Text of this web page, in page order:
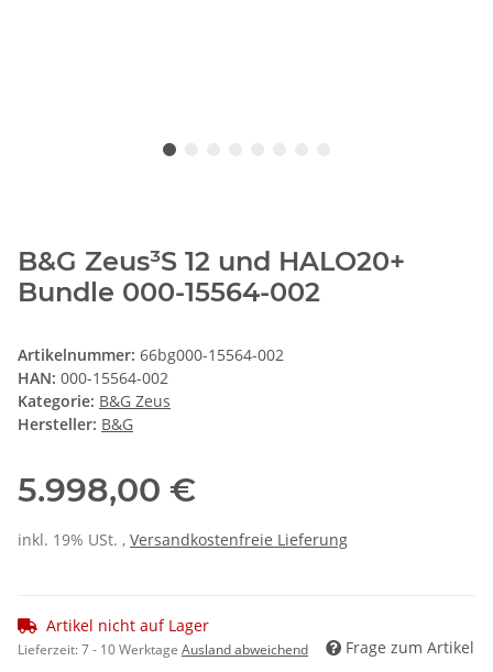
B&G Zeus³S 12 und HALO20+
Bundle 000-15564-002
Artikelnummer: 66bg000-15564-002
HAN: 000-15564-002
Kategorie: B&G Zeus
Hersteller: B&G
5.998,00 €
inkl. 19% USt. , Versandkostenfreie Lieferung
Artikel nicht auf Lager
Lieferzeit:7 - 10 Werktage Ausland abweichend Frage zum Artikel